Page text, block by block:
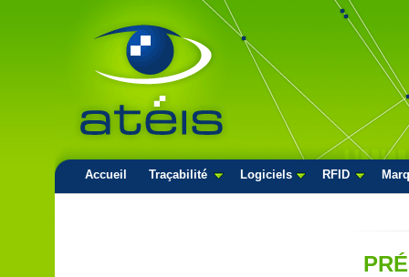
Accueil Traçabilité Logiciels RFID